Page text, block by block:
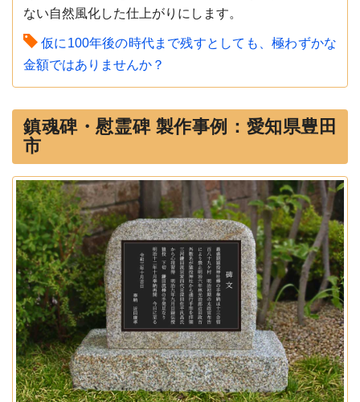
ない自然風化した仕上がりにします。
仮に100年後の時代まで残すとしても、極わずかな
金額ではありませんか？
鎮魂碑・慰霊碑 製作事例：愛知県豊田
市